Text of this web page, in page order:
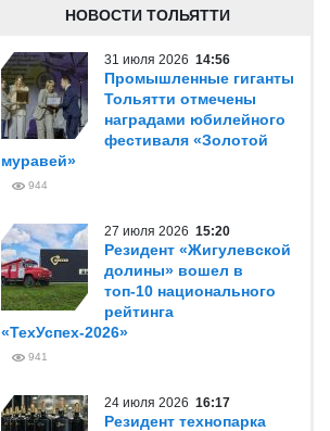
НОВОСТИ ТОЛЬЯТТИ
31 июля 2026 14:56
Промышленные гиганты
Тольятти отмечены
наградами юбилейного
фестиваля «Золотой
муравей»
944
27 июля 2026 15:20
Резидент «Жигулевской
долины» вошел в
топ-10 национального
рейтинга
«ТехУспех-2026»
941
24 июля 2026 16:17
Резидент технопарка